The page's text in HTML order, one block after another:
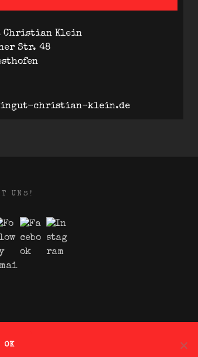
Christian Klein
Str. 48
christian-klein.de
UNS!
OK